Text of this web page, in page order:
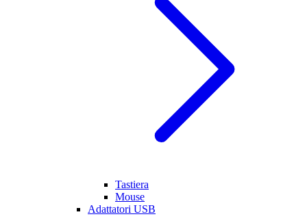
Tastiera
Mouse
Adattatori USB